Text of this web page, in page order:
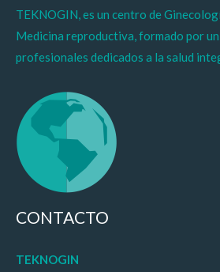
TEKNOGIN, es un centro de
Medicina reproductiva, formado por
profesionales dedicados a la salud
CONTACTO
TEKNOGIN